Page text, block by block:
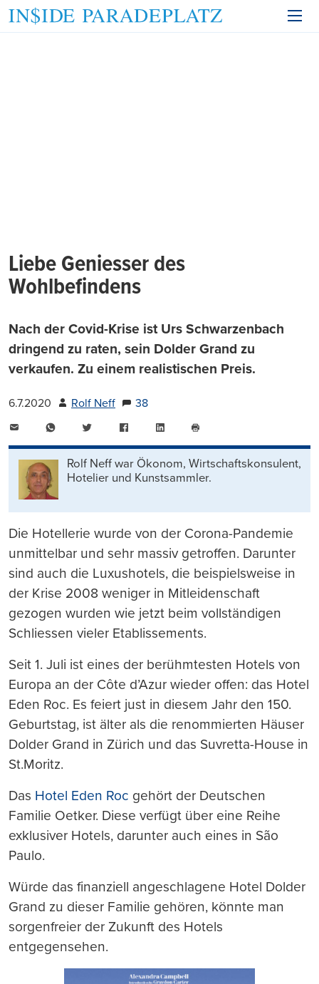
Liebe Geniesser des
Wohlbefindens
Nach der Covid-Krise ist Urs Schwarzenbach
dringend zu raten, sein Dolder Grand zu
verkaufen. Zu einem realistischen Preis.
6.7.2020 Rolf Neff
38
WhatsAppTwitter FacebookLinkedIn
drucken
Rolf Neff war Ökonom, Wirtschaftskonsulent,
Hotelier und Kunstsammler.
Die Hotellerie wurde von der Corona-Pandemie
unmittelbar und sehr massiv getroffen. Darunter
sind auch die Luxushotels, die beispielsweise in
der Krise 2008 weniger in Mitleidenschaft
gezogen wurden wie jetzt beim vollständigen
Schliessen vieler Etablissements.
Seit 1. Juli ist eines der berühmtesten Hotels von
Europa an der Côte d’Azur wieder offen: das Hotel
Eden Roc. Es feiert just in diesem Jahr den 150.
Geburtstag, ist älter als die renommierten Häuser
Dolder Grand in Zürich und das Suvretta-House in
St.Moritz.
Das Hotel Eden Roc gehört der Deutschen
Familie Oetker. Diese verfügt über eine Reihe
exklusiver Hotels, darunter auch eines in São
Paulo.
Würde das finanziell angeschlagene Hotel Dolder
Grand zu dieser Familie gehören, könnte man
sorgenfreier der Zukunft des Hotels
entgegensehen.